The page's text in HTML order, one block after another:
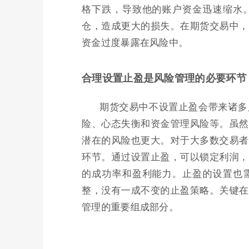
格下跌，导致他的账户资金迅速缩水
仓，造成更大的损失。在期货交易中
资金过度暴露在风险中。
合理设置止盈是风险管理的必要环节
期货交易中不设置止盈会带来诸
险、心态失衡和资金管理风险等。虽
潜在的风险也更大。对于大多数交易
环节。通过设置止盈，可以锁定利润
的成功率和盈利能力。止盈的设置
整，没有一成不变的止盈策略。关键
管理的重要组成部分。